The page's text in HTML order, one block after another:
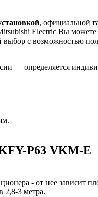
, официальной
Electric Вы
выбор с возможностью
— определяется
P63 VKM-E
- от нее зависит
2,8-3 метра.